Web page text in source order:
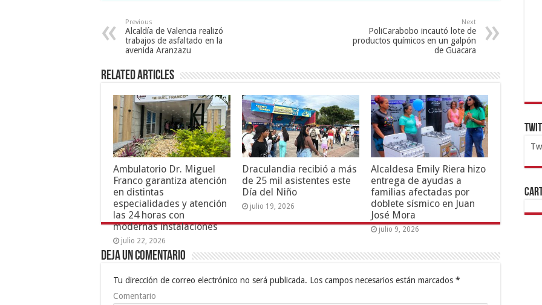
Previous
Alcaldía de Valencia realizó
trabajos de asfaltado en la
avenida Aranzazu
Next
PoliCarabobo incautó lote de
productos químicos en un galpón
de Guacara
Related Articles
Ambulatorio Dr. Miguel
Franco garantiza atención
en distintas
especialidades y atención
las 24 horas con
modernas instalaciones
julio 22, 2026
Draculandia recibió a más
de 25 mil asistentes este
Día del Niño
julio 19, 2026
Alcaldesa Emily Riera hizo
entrega de ayudas a
familias afectadas por
doblete sísmico en Juan
José Mora
julio 9, 2026
Deja un comentario
Tu dirección de correo electrónico no será publicada. Los campos necesarios están marcados *
Comentario